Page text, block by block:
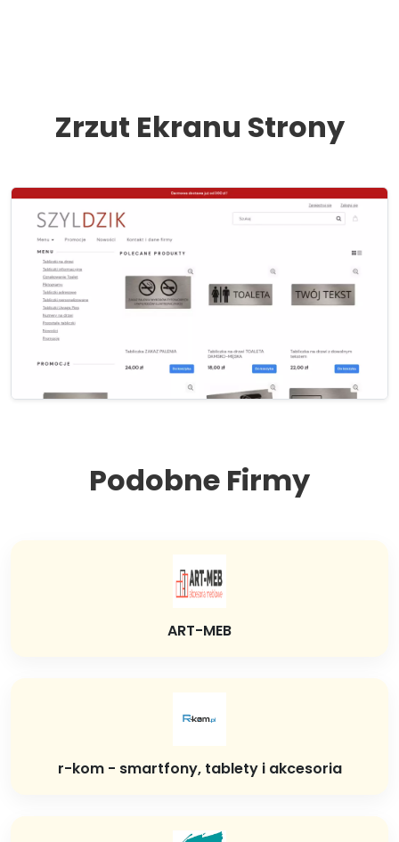
Zrzut Ekranu Strony
Podobne Firmy
ART-MEB
r-kom - smartfony, tablety i akcesoria